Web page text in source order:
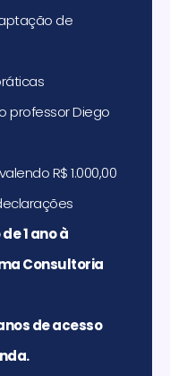
de
professor Diego
R$ 1.000,00
1 ano à
Consultoria
de acesso